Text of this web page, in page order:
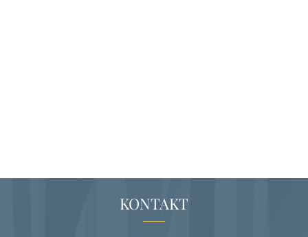
KONTAKT